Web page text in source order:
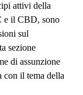
attivi della
e il CBD, sono
sul
sezione
di assunzione
con il tema della